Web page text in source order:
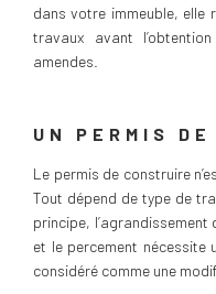
dans votre immeuble, elle
travaux avant
amendes.
UN PERMIS DE
Le permis de construire
Tout dépend de type de
principe, l’agrandissement
et le percement nécessite
considéré comme une